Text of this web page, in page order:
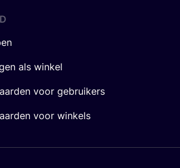
als winkel
voor gebruikers
voor winkels